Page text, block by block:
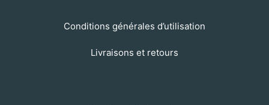
Conditions générales d’utilisation
Livraisons et retours